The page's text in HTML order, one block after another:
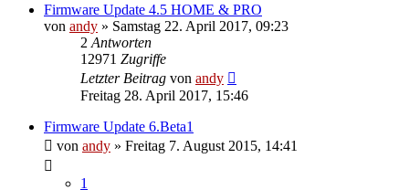
Firmware Update 4.5 HOME & PRO
von andy » Samstag 22. April 2017, 09:23
2 Antworten
12971 Zugriffe
Letzter Beitrag von andy
Freitag 28. April 2017, 15:46
Firmware Update 6.Beta1
von andy » Freitag 7. August 2015, 14:41
1